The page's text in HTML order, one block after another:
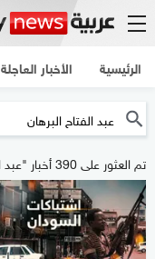
الرئيسية الأخبار العاجلة
تم العثور على 390 أخبار "عبد الفتاح البرهان"